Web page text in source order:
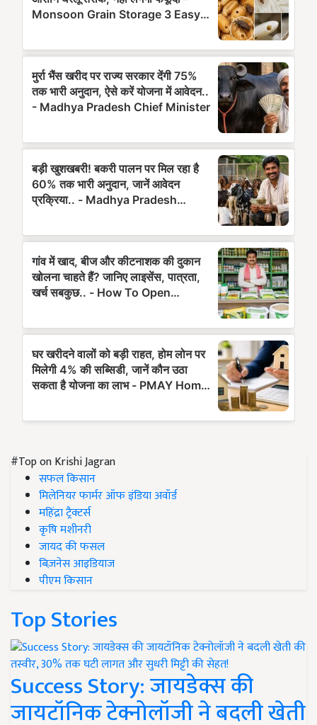
#Top on Krishi Jagran
सफल किसान
मिलेनियर फार्मर ऑफ इंडिया अवॉर्ड
महिंद्रा ट्रैक्टर्स
कृषि मशीनरी
जायद की फसल
बिज़नेस आइडियाज
पीएम किसान
Top Stories
Success Story: जायडेक्स की
जायटॉनिक टेक्नोलॉजी ने बदली खेती